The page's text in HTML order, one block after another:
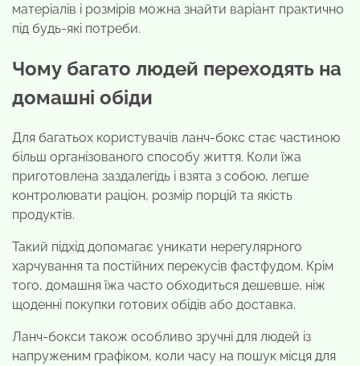
матеріалів і розмірів можна знайти варіант практично
під будь-які потреби.
Чому багато людей переходять на
домашні обіди
Для багатьох користувачів ланч-бокс стає частиною
більш організованого способу життя. Коли їжа
приготовлена заздалегідь і взята з собою, легше
контролювати раціон, розмір порцій та якість
продуктів.
Такий підхід допомагає уникати нерегулярного
харчування та постійних перекусів фастфудом. Крім
того, домашня їжа часто обходиться дешевше, ніж
щоденні покупки готових обідів або доставка.
Ланч-бокси також особливо зручні для людей із
напруженим графіком, коли часу на пошук місця для